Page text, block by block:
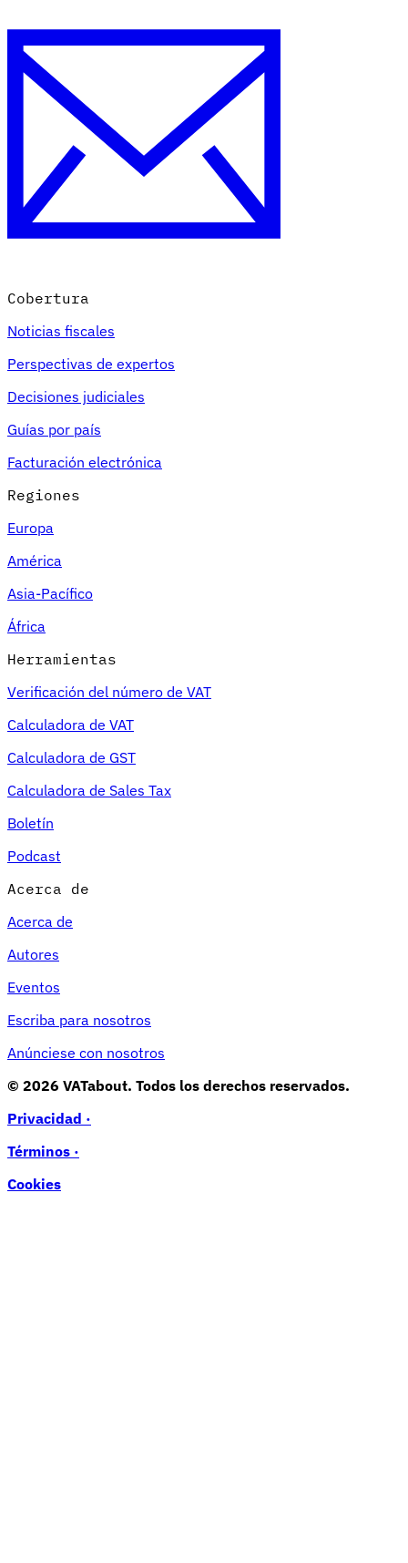
Cobertura
Noticias fiscales
Perspectivas de expertos
Decisiones judiciales
Guías por país
Facturación electrónica
Regiones
Europa
América
Asia-Pacífico
África
Herramientas
Verificación del número de VAT
Calculadora de VAT
Calculadora de GST
Calculadora de Sales Tax
Boletín
Podcast
Acerca de
Acerca de
Autores
Eventos
Escriba para nosotros
Anúnciese con nosotros
© 2026 VATabout. Todos los derechos reservados.
Privacidad ·
Términos ·
Cookies